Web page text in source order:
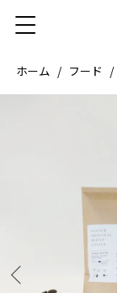
ホーム フード